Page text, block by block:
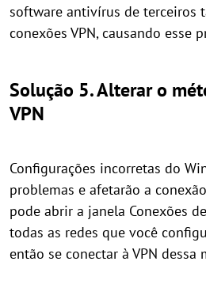
software antivírus de terceiros
conexões VPN, causando esse
Solução 5. Alterar o
VPN
Configurações incorretas do
problemas e afetarão a
pode abrir a janela Conexões
todas as redes que você
então se conectar à VPN dessa